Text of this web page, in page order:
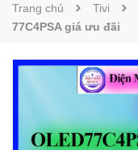
Trang chủ Tivi
77C4PSA giá ưu đãi